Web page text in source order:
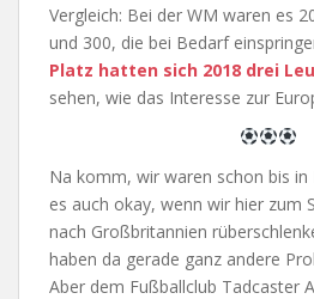
Vergleich: Bei der WM waren es
und 300, die bei Bedarf
Platz hatten sich 2018 drei
sehen, wie das Interesse zur
Na komm, wir waren schon bis
es auch okay, wenn wir hier zum
nach Großbritannien
haben da gerade ganz andere
Aber dem Fußballclub Tadcaster